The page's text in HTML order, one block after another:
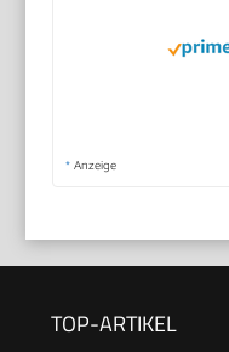
* Anzeige
TOP-ARTIKEL